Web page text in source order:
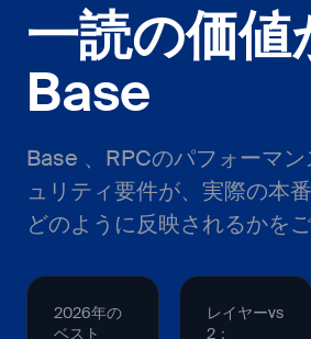
一読の価値
Base
Base 、RPCのパフォーマ
ュリティ要件が、実際の本
どのように反映されるかを
2026年の
ベスト
レイヤーvs
2：